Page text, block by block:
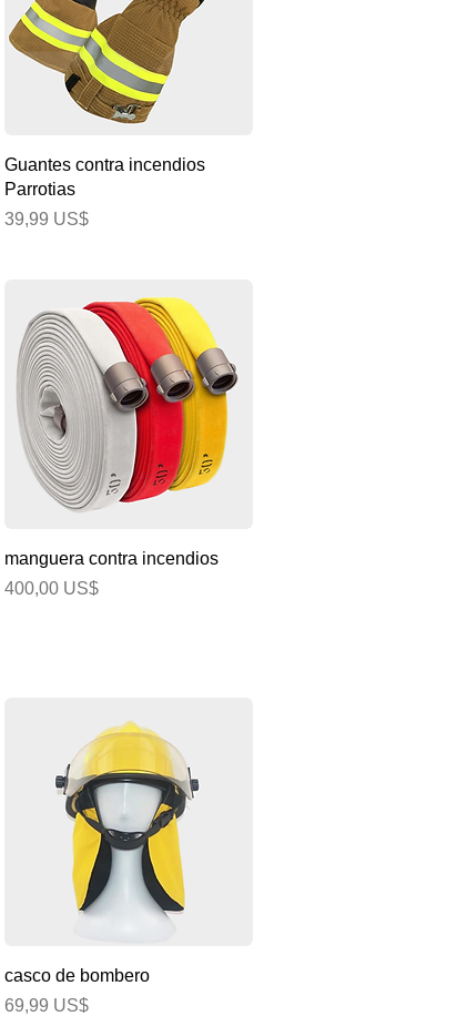
Vista rápida
Guantes contra incendios
Parrotias
Precio
39,99 US$
Vista rápida
manguera contra incendios
Precio
400,00 US$
Vista rápida
casco de bombero
Precio
69,99 US$